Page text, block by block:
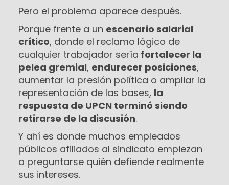
Pero el problema aparece después.
Porque frente a un escenario salarial
crítico, donde el reclamo lógico de
cualquier trabajador sería fortalecer la
pelea gremial, endurecer posiciones,
aumentar la presión política o ampliar la
representación de las bases, la
respuesta de UPCN terminó siendo
retirarse de la discusión.
Y ahí es donde muchos empleados
públicos afiliados al sindicato empiezan
a preguntarse quién defiende realmente
sus intereses.